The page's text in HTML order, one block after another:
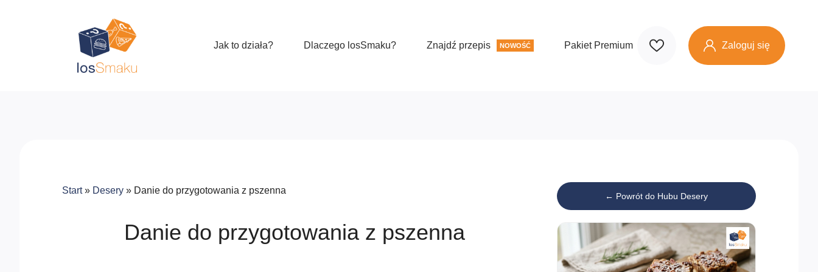
Jak to działa? Dlaczego losSmaku? Znajdź przepis NOWOŚĆ Pakiet Premium Zaloguj się
Start» Desery » Danie do przygotowania z pszenna
Danie do przygotowania z pszenna
← Powrót do Hubu Desery